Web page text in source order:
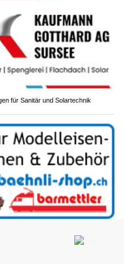
für Sanitär und Solartechnik